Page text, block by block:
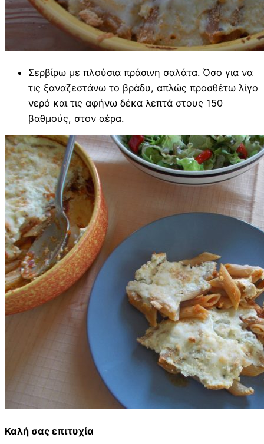
Σερβίρω με πλούσια πράσινη σαλάτα. Όσο για να
τις ξαναζεστάνω το βράδυ, απλώς προσθέτω λίγο
νερό και τις αφήνω δέκα λεπτά στους 150
βαθμούς, στον αέρα.
Καλή σας επιτυχία